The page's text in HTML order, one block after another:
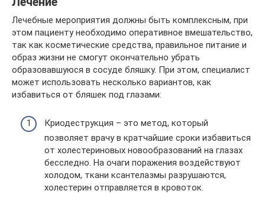
Лечебные мероприятия должны быть комплексным, при
этом пациенту необходимо оперативное вмешательство,
так как косметические средства, правильное питание и
образ жизни не смогут окончательно убрать
образовавшуюся в сосуде бляшку. При этом, специалист
может использовать несколько вариантов, как
избавиться от бляшек под глазами:
Криодеструкция – это метод, который
позволяет врачу в кратчайшие сроки избавиться
от холестериновых новообразований на глазах
бесследно. На очаги поражения воздействуют
холодом, ткани ксантелазмы разрушаются,
холестерин отправляется в кровоток.